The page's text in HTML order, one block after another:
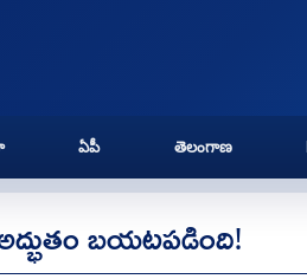
ఏపీ తెలంగాణ
బయటపడింది!